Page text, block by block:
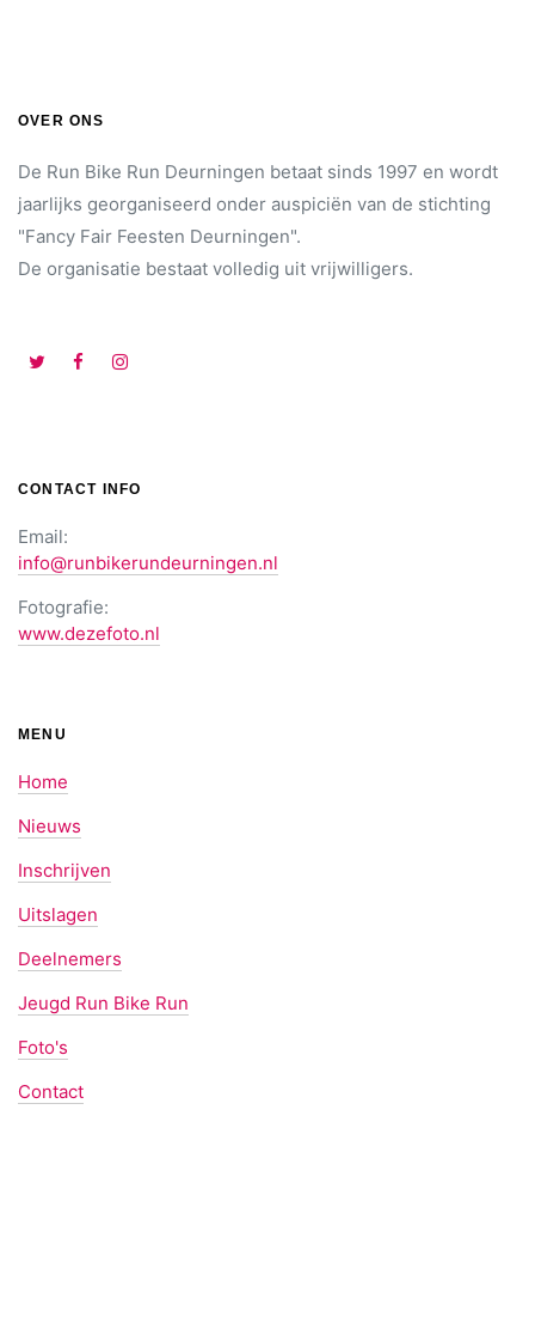
OVER ONS
De Run Bike Run Deurningen betaat sinds 1997 en wordt
jaarlijks georganiseerd onder auspiciën van de stichting
"Fancy Fair Feesten Deurningen".
De organisatie bestaat volledig uit vrijwilligers.
CONTACT INFO
Email:
info@runbikerundeurningen.nl
Fotografie:
www.dezefoto.nl
MENU
Home
Nieuws
Inschrijven
Uitslagen
Deelnemers
Jeugd Run Bike Run
Foto's
Contact